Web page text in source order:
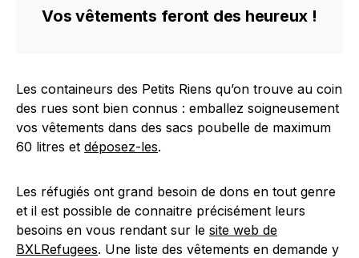
Vos vêtements feront des heureux !
Les containeurs des Petits Riens qu’on trouve au coin
des rues sont bien connus : emballez soigneusement
vos vêtements dans des sacs poubelle de maximum
60 litres et déposez-les.
Les réfugiés ont grand besoin de dons en tout genre
et il est possible de connaitre précisément leurs
besoins en vous rendant sur le site web de
BXLRefugees. Une liste des vêtements en demande y